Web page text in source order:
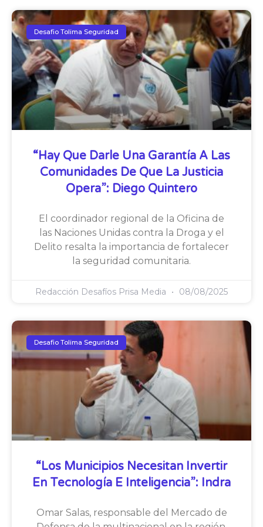
Desafio Tolima Seguridad
“Hay Que Darle Una Garantía A Las
Comunidades De Que La Justicia
Opera”: Diego Quintero
El coordinador regional de la Oficina de
las Naciones Unidas contra la Droga y el
Delito resalta la importancia de fortalecer
la seguridad comunitaria.
Redacción Desafíos Prisa Media 08/08/2025
Desafio Tolima Seguridad
“Los Municipios Necesitan Invertir
En Tecnología E Inteligencia”: Indra
Omar Salas, responsable del Mercado de